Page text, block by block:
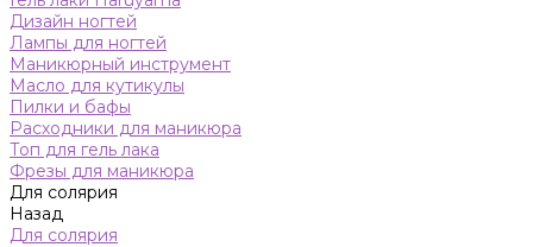
Дизайн ногтей
Лампы для ногтей
Маникюрный инструмент
Масло для кутикулы
Пилки и бафы
Расходники для маникюра
Топ для гель лака
Фрезы для маникюра
Для солярия
Назад
Для солярия